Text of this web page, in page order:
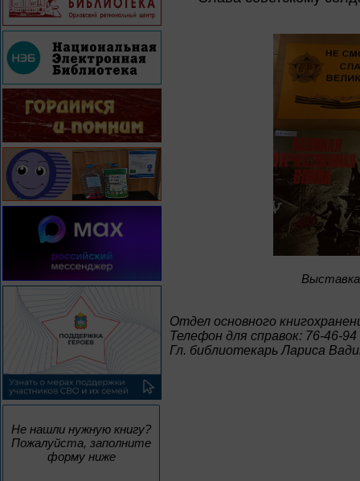
Не нашли нужную книгу?
Пожалуйста, заполните
форму ниже
Отдел основного
Телефон для справок: 76-46-94
Гл. библиотекарь Лариса